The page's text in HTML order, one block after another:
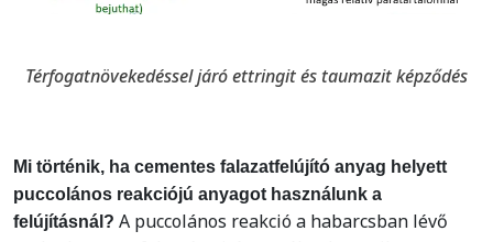
Térfogatnövekedéssel járó ettringit és taumazit képződés
Mi történik, ha cementes falazatfelújító anyag helyett
puccolános reakciójú anyagot használunk a
felújításnál? A puccolános reakció a habarcsban lévő